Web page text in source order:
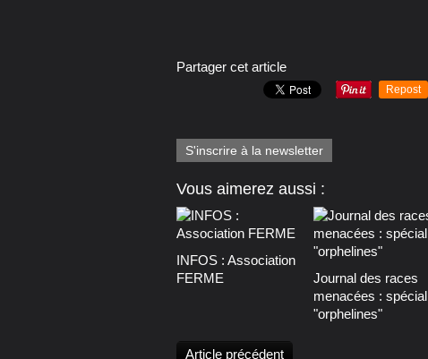
Partager cet article
Repost
S'inscrire à la newsletter
Vous aimerez aussi :
INFOS : Association
FERME
Journal des races
menacées : spécial
"orphelines"
Article précédent